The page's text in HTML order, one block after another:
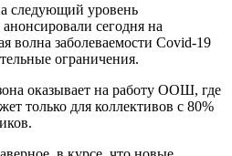
следующий уровень
сегодня на
волна заболеваемости Covid-19
ограничения.
оказывает на работу ООШ, где
только для коллективов с 80%